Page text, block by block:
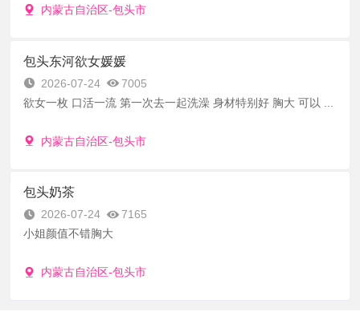
内蒙古自治区-包头市
包头东河欲女媛媛
2026-07-24
7005
欲女一枚 口活一流 第一次去一起洗澡 身材特别好 胸大 可以 ...
内蒙古自治区-包头市
包头奶茶
2026-07-24
7165
小姐颜值不错胸大
内蒙古自治区-包头市